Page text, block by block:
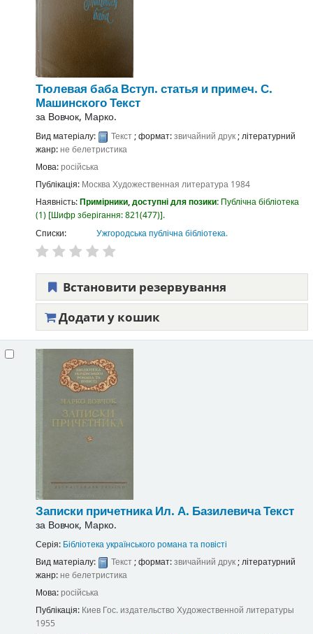
Тюлевая бабаВступ. статья и примеч. С.
МашинскогоТекст
за Вовчок, Марко.
Вид матеріалу: Текст; формат:звичайний друк; літературний
жанр:не белетристика
Мова:російська
Публікація: МоскваХудожественная литература 1984
Наявність:Примірники, доступні для позики: Публічна бібліотека
(1) Шифр зберігання:821(477) .
Списки:
Ужгородська публічна бібліотека.
Встановити резервування
Додати у кошик
Записки причетникаИл. А. БазилевичаТекст
за Вовчок, Марко.
Серія: Бібліотека українського романа та повісті
Вид матеріалу:
Текст; формат:звичайний друк; літературний
жанр: не белетристика
Мова:російська
Публікація: Киев Гос. издательство Художественной литературы
1955